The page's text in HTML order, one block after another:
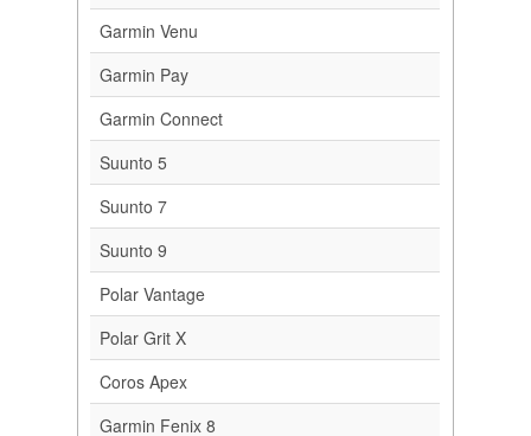
Garmin Venu
Garmin Pay
Garmin Connect
Suunto 5
Suunto 7
Suunto 9
Polar Vantage
Polar Grit X
Coros Apex
Garmin Fenix 8